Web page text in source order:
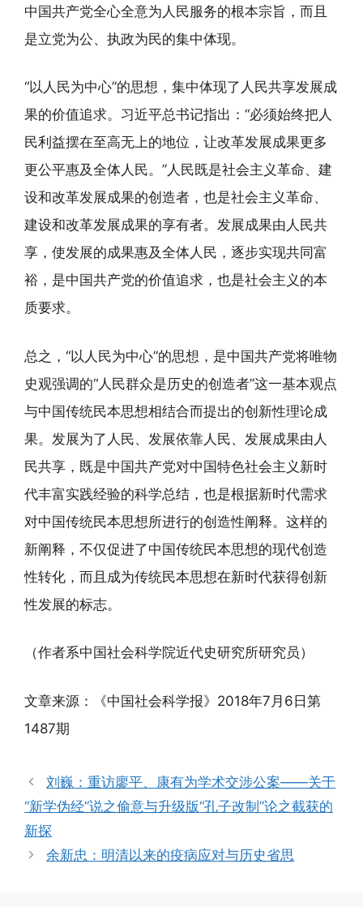
中国共产党全心全意为人民服务的根本宗旨，而且
是立党为公、执政为民的集中体现。
“以人民为中心”的思想，集中体现了人民共享发展成
果的价值追求。习近平总书记指出：“必须始终把人
民利益摆在至高无上的地位，让改革发展成果更多
更公平惠及全体人民。”人民既是社会主义革命、建
设和改革发展成果的创造者，也是社会主义革命、
建设和改革发展成果的享有者。发展成果由人民共
享，使发展的成果惠及全体人民，逐步实现共同富
裕，是中国共产党的价值追求，也是社会主义的本
质要求。
总之，“以人民为中心”的思想，是中国共产党将唯物
史观强调的“人民群众是历史的创造者”这一基本观点
与中国传统民本思想相结合而提出的创新性理论成
果。发展为了人民、发展依靠人民、发展成果由人
民共享，既是中国共产党对中国特色社会主义新时
代丰富实践经验的科学总结，也是根据新时代需求
对中国传统民本思想所进行的创造性阐释。这样的
新阐释，不仅促进了中国传统民本思想的现代创造
性转化，而且成为传统民本思想在新时代获得创新
性发展的标志。
（作者系中国社会科学院近代史研究所研究员）
文章来源：《中国社会科学报》2018年7月6日第
1487期
刘巍：重访廖平、康有为学术交涉公案——关于
“新学伪经”说之偷意与升级版“孔子改制”论之截获的
新探
余新忠：明清以来的疫病应对与历史省思